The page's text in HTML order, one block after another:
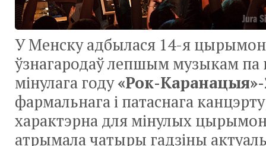
У Менску адбылася 14-я
ўзнагародаў лепшым музыкам па
мінулага году«Рок-
фармальнага і патаснага
характэрна для мінулых
атрымала чатыры гадзіны